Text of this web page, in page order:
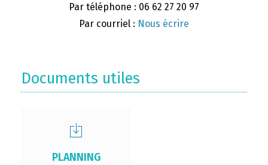
Par téléphone : 06 62 27 20 97
Par courriel : Nous écrire
Documents utiles
PLANNING